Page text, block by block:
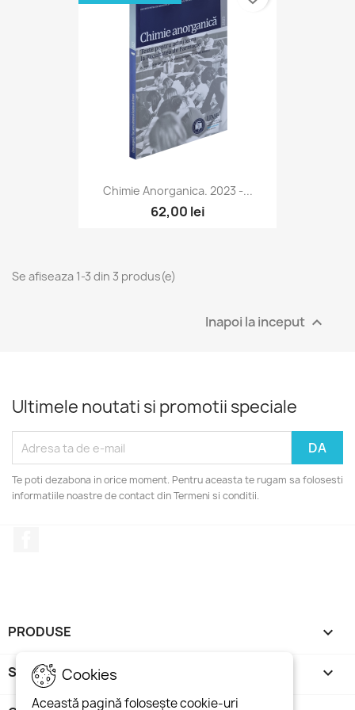
Chimie Anorganica. 2023 -...
62,00 lei
Se afiseaza 1-3 din 3 produs(e)
Inapoi la inceput 
Ultimele noutati si promotii speciale
Te poti dezabona in orice moment. Pentru aceasta te rugam sa folosesti
informatiile noastre de contact din Termeni si conditii.
PRODUSE 
SITE 
Cookies
Această pagină folosește cookie-uri